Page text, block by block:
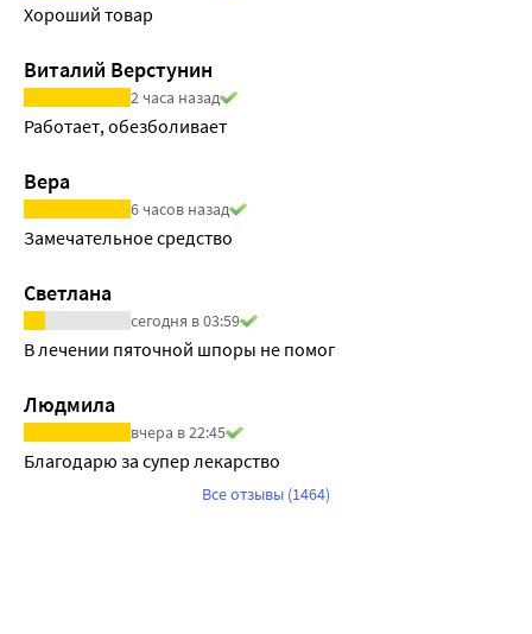
Хороший товар
Виталий Верстунин
2 часа назад
Работает, обезболивает
Вера
6 часов назад
Замечательное средство
Светлана
сегодня в 03:59
В лечении пяточной шпоры не помог
Людмила
вчера в 22:45
Благодарю за супер лекарство
Все отзывы (1464)